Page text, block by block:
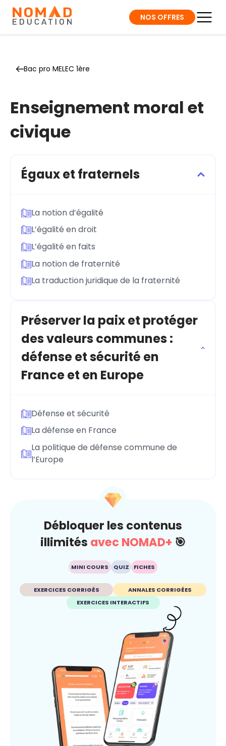
NOS OFFRES
Bac pro MELEC 1ère
Enseignement moral et
civique
Égaux et fraternels
La notion d’égalité
L’égalité en droit
L’égalité en faits
La notion de fraternité
La traduction juridique de la fraternité
Préserver la paix et protéger
des valeurs communes :
défense et sécurité en
France et en Europe
Défense et sécurité
La défense en France
La politique de défense commune de
l’Europe
Débloquer les contenus
illimités avec NOMAD+ 🎯
MINI COURS QUIZ FICHES
EXERCICES CORRIGÉS
ANNALES CORRIGÉES
EXERCICES INTERACTIFS